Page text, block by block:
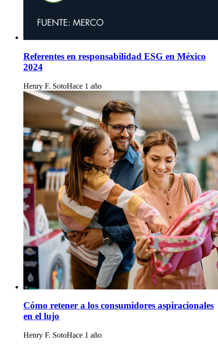
Referentes en responsabilidad ESG en México
2024
Henry F. SotoHace 1 año
Cómo retener a los consumidores aspiracionales
en el lujo
Henry F. SotoHace 1 año